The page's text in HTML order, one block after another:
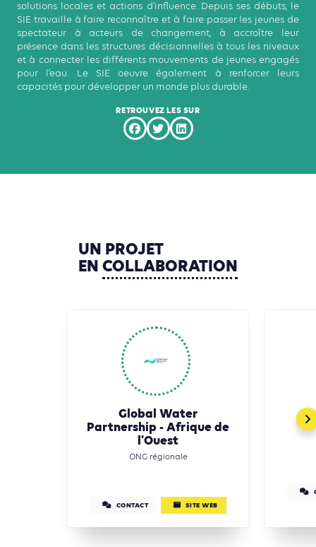
solutions locales et actions d’influence. Depuis ses débuts, le
SIE travaille à faire reconnaître et à faire passer les jeunes de
spectateur à acteurs de changement, à accroître leur
présence dans les structures décisionnelles à tous les niveaux
et à connecter les différents mouvements de jeunes engagés
pour l’eau. Le SIE oeuvre également à renforcer leurs
capacités pour développer un monde plus durable.
RETROUVEZ LES SUR
UN PROJET
EN COLLABORATION
Global Water
Partnership - Afrique de
l'Ouest
ONG régionale
CONTACT SITE WEB